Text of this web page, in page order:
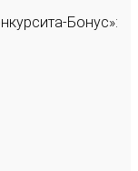
Бонус»: